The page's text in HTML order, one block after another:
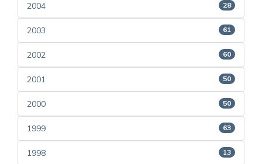
2004 28
2003 61
2002 60
2001 50
2000 50
1999 63
1998 13